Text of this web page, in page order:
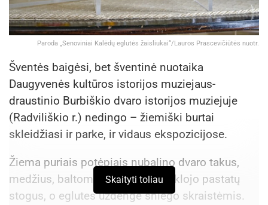
Paroda „Senoviniai Kalėdų eglutės žaisliukai“/Lauros Prascevičiūtės nuotr.
Šventės baigėsi, bet šventinė nuotaika
Daugyvenės kultūros istorijos muziejaus-
draustinio Burbiškio dvaro istorijos muziejuje
(Radviliškio r.) nedingo – žiemiški burtai
skleidžiasi ir parke, ir vidaus ekspozicijose.
Žiema puriais potėpiais nubalino dvaro takus,
medžius, baltomis kepurėmis apklojo pastatų
stogus, o eglutes uždengė sniego skraistėmis.
Skaityti toliau